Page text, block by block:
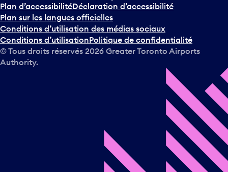
Plan d’accessibilitéDéclaration d’accessibilité
Plan sur les langues officielles
Conditions d’utilisation des médias sociaux
Conditions d’utilisationPolitique de confidentialité
© Tous droits réservés 2026 Greater Toronto Airports
Authority.